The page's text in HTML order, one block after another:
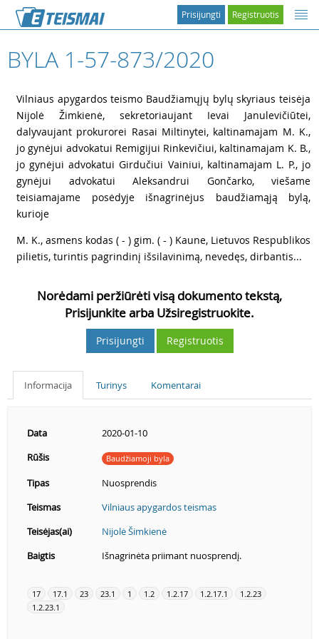
Registruotis
Prisijungti
BYLA 1-57-873/2020
Vilniaus apygardos teismo Baudžiamųjų bylų skyriaus teisėja
Nijolė Žimkienė, sekretoriaujant Ievai Janulevičiūtei,
dalyvaujant prokurorei Rasai Miltinytei, kaltinamajam M. K.,
jo gynėjui advokatui Remigijui Rinkevičiui, kaltinamajam K. B.,
jo gynėjui advokatui Girdučiui Vainiui, kaltinamajam L. P., jo
gynėjui advokatui Aleksandrui Gončarko, viešame
teisiamajame posėdyje išnagrinėjus baudžiamąją bylą,
kurioje
M. K., asmens kodas ( - ) gim. ( - ) Kaune, Lietuvos Respublikos
pilietis, turintis pagrindinį išsilavinimą, nevedęs, dirbantis...
Norėdami peržiūrėti visą dokumento tekstą,
Prisijunkite arba Užsiregistruokite.
Prisijungti Registruotis
Informacija Turinys Komentarai
Data
2020-01-10
Rūšis
Baudžiamoji byla
Tipas
Nuosprendis
Teismas
Vilniaus apygardos teismas
Teisėjas(ai)
Nijolė Šimkienė
Baigtis
Išnagrinėta priimant nuosprendį.
17 17.1 23 23.1 1 1.2 1.2.17 1.2.17.1
1.2.23
1.2.23.1